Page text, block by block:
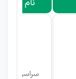
نام
سراسر